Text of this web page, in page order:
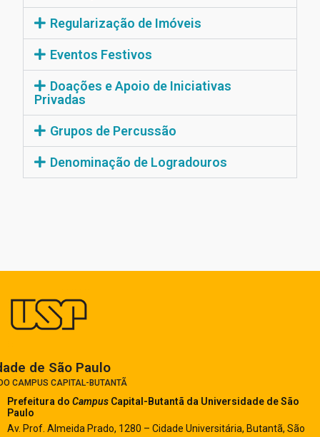
Regularização de Imóveis
Eventos Festivos
Doações e Apoio de Iniciativas
Privadas
Grupos de Percussão
Denominação de Logradouros
de São Paulo​
CAMPUS CAPITAL-BUTANTÃ
Prefeitura do Campus Capital-Butantã da Universidade de São
Paulo
Av. Prof. Almeida Prado, 1280 – Cidade Universitária, Butantã, São